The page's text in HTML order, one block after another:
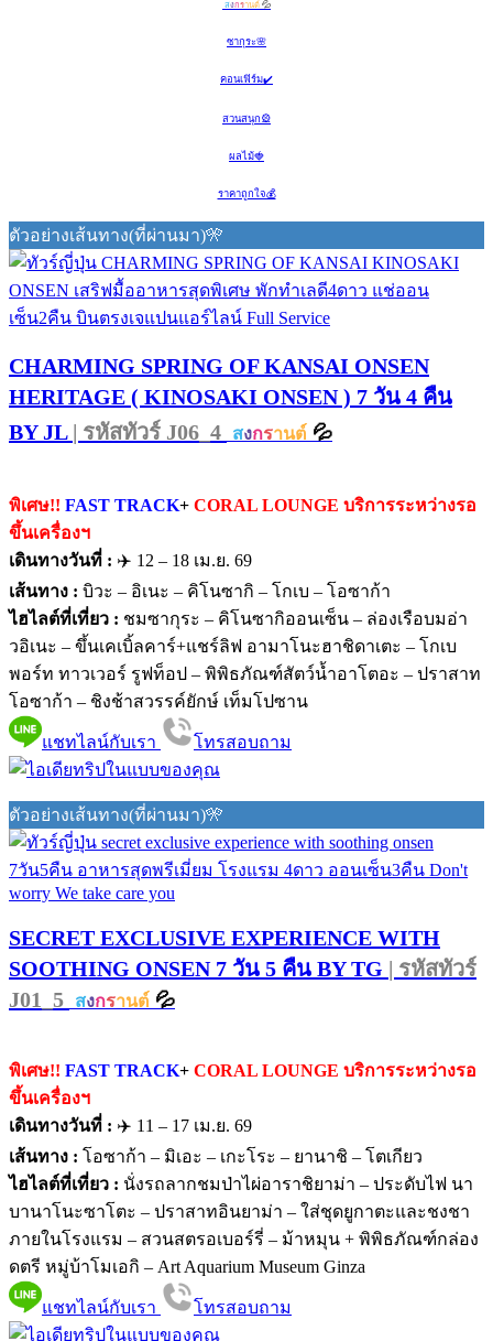
สงกรานต์ 💦
ซากุระ🌸
คอนเฟิร์ม✔️
สวนสนุก🎡
ผลไม้🍓
ราคาถูกใจ💰
ตัวอย่างเส้นทาง(ที่ผ่านมา)🎌
CHARMING SPRING OF KANSAI ONSEN
HERITAGE ( KINOSAKI ONSEN ) 7 วัน 4 คืน
BY JL | รหัสทัวร์ J06_4 สงกรานต์ 💦
พิเศษ!! FAST TRACK+ CORAL LOUNGE บริการระหว่างรอ
ขึ้นเครื่องฯ
เดินทางวันที่ : ✈️ 12 – 18 เม.ย. 69
เส้นทาง : บิวะ – อิเนะ – คิโนซากิ – โกเบ – โอซาก้า
ไฮไลต์ที่เที่ยว : ชมซากุระ – คิโนซากิออนเซ็น – ล่องเรือบมอ่า
วอิเนะ – ขึ้นเคเบิ้ลคาร์+แชร์ลิฟ อามาโนะฮาชิดาเตะ – โกเบ
พอร์ท ทาวเวอร์ รูฟท็อป – พิพิธภัณฑ์สัตว์น้ำอาโตอะ – ปราสาท
โอซาก้า – ชิงช้าสวรรค์ยักษ์ เท็มโปซาน
แชทไลน์กับเรา โทรสอบถาม
ตัวอย่างเส้นทาง(ที่ผ่านมา)🎌
SECRET EXCLUSIVE EXPERIENCE WITH
SOOTHING ONSEN 7 วัน 5 คืน BY TG | รหัสทัวร์
J01_5
สงกรานต์ 💦
พิเศษ!! FAST TRACK+ CORAL LOUNGE บริการระหว่างรอ
ขึ้นเครื่องฯ
เดินทางวันที่ : ✈️ 11 – 17 เม.ย. 69
เส้นทาง : โอซาก้า – มิเอะ – เกะโระ – ยานาชิ – โตเกียว
ไฮไลต์ที่เที่ยว : นั่งรถลากชมป่าไผ่อาราชิยาม่า – ประดับไฟ นา
บานาโนะซาโตะ – ปราสาทอินยาม่า – ใส่ชุดยูกาตะและชงชา
ภายในโรงแรม – สวนสตรอเบอร์รี่ – ม้าหมุน + พิพิธภัณฑ์กล่อง
ดตรี หมู่บ้าโมเอกิ – Art Aquarium Museum Ginza
แชทไลน์กับเรา โทรสอบถาม